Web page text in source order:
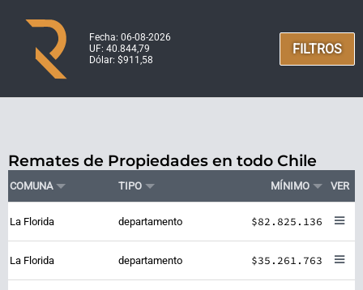
Fecha: 06-08-2026
UF: 40.844,79
Dólar: $911,58
FILTROS
Remates de Propiedades en todo Chile
COMUNA TIPO MÍNIMO VER
La Florida departamento $82.825.136
La Florida departamento $35.261.763